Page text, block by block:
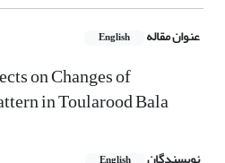
عنوان مقاله English
on Changes of
in Toularood Bala